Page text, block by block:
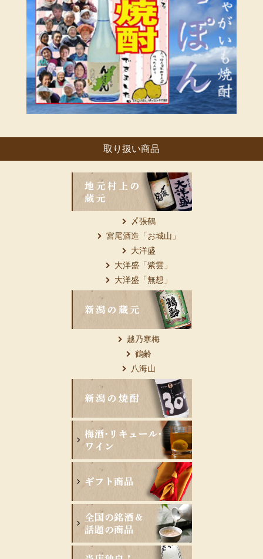
取り扱い商品
〆張鶴
宮尾酒造「お城山」
大洋盛
大洋盛「紫雲」
大洋盛「無想」
越乃寒梅
鶴齢
八海山